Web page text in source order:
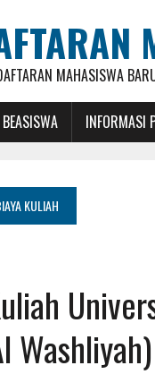
MAHASISWA
BEASISWA INFORMASI
KULIAH